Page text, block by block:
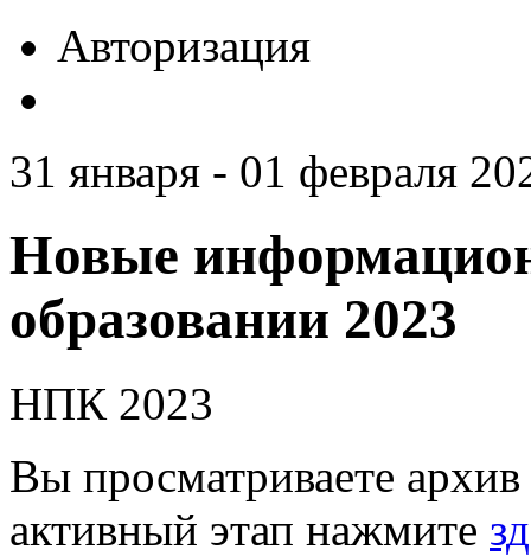
Авторизация
31 января - 01 февраля
Новые
образовании 2023
НПК 2023
Вы просматриваете
активный этап нажмите